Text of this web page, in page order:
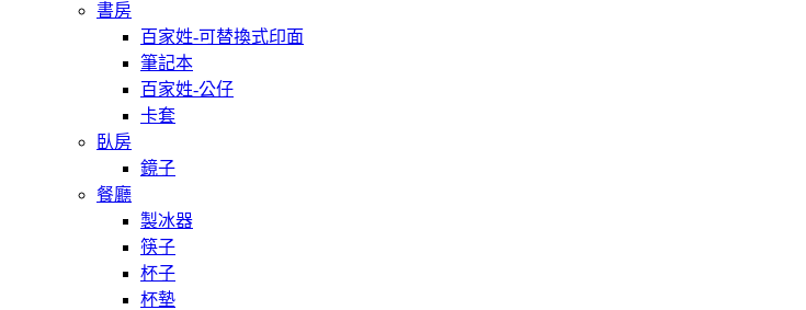
書房
百家姓-可替換式印面
筆記本
百家姓-公仔
卡套
臥房
鏡子
餐廳
製冰器
筷子
杯子
杯墊